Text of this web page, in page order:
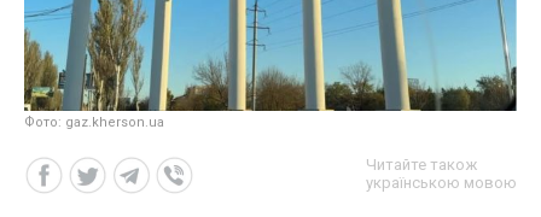
Фото: gaz.kherson.ua
Читайте також
українською мовою